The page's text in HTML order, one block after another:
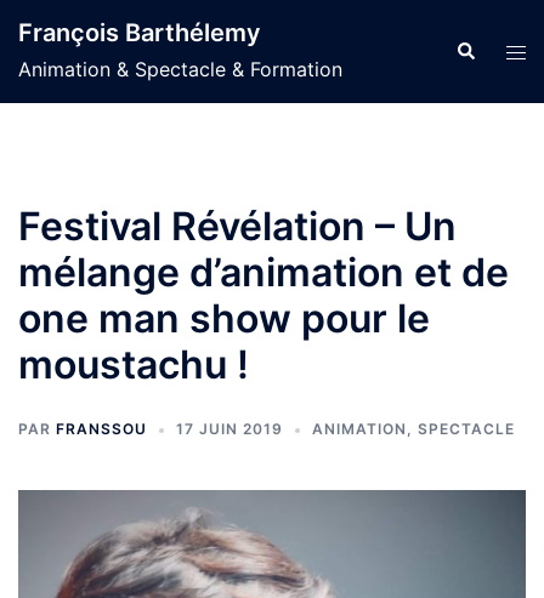
au
contenu
François Barthélemy
Animation & Spectacle & Formation
Festival Révélation – Un
mélange d’animation et de
one man show pour le
moustachu !
PAR FRANSSOU 17 JUIN 2019 ANIMATION , SPECTACLE